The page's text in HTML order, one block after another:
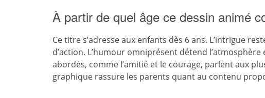
À partir de quel âge ce dessin animé
Ce titre s’adresse aux enfants dès 6 ans. L’intrigue
d’action. L’humour omniprésent détend
abordés, comme l’amitié et le courage, parlent aux
graphique rassure les parents quant au contenu